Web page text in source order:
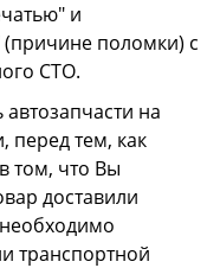
и
поломки) с
СТО.
на
перед тем, как
том, что Вы
доставили
транспортной